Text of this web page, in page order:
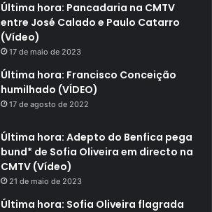
Última hora: Pancadaria na CMTV
entre José Calado e Paulo Catarro
(Vídeo)
17 de maio de 2023
Última hora: Francisco Conceição
humilhado (VÍDEO)
17 de agosto de 2022
Última hora: Adepto do Benfica pega
bund* de Sofia Oliveira em directo na
CMTV (Vídeo)
21 de maio de 2023
Última hora: Sofia Oliveira flagrada